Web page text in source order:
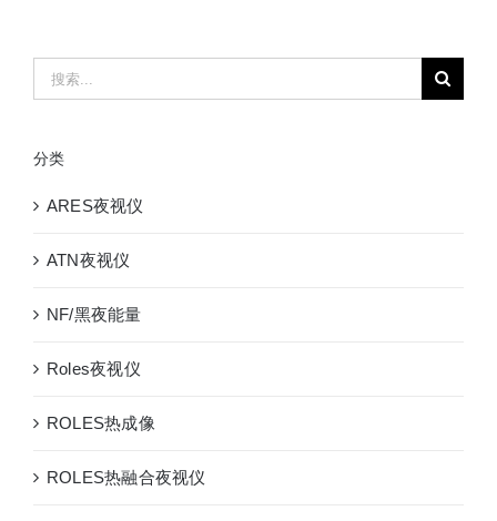
索：
分类
ARES夜视仪
ATN夜视仪
NF/黑夜能量
Roles夜视仪
ROLES热成像
ROLES热融合夜视仪